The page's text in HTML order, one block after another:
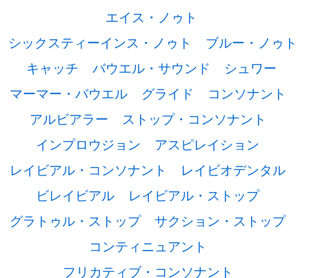
エイス・ノゥト
シックスティーインス・ノゥト
ブルー・ノゥト
キャッチ
バウエル・サウンド
シュワー
マーマー・バウエル
グライド
コンソナント
アルビアラー
ストップ・コンソナント
インプロウジョン
アスピレイション
レイビアル・コンソナント
レイビオデンタル
ビレイビアル
レイビアル・ストップ
グラトゥル・ストップ
サクション・ストップ
コンティニュアント
フリカティブ・コンソナント